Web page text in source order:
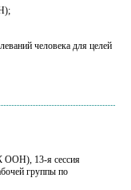
человека для целей
ООН), 13-я сессия
группы по